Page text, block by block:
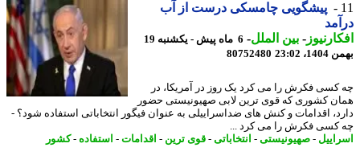
پیشگویی چامسکی درست از آب
-بین الملل-
6 ماه پیش - یکشنبه 19
23:02
80752480
فکرش را می کرد یک روز در آمریکا، در
کشوری که قوی ترین لابی صهیونیستی حضور
اقدامات و کنش های ضداسراییلی به عنوان فیگور انتخاباتی استفاده شود؟ -
کسی فکرش را می کرد ...
-صهیونیستی-انتخاباتی-قوی ترین- اقدامات -استفاده-کشور